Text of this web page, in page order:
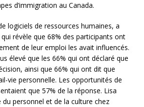
d’immigration au Canada.
logiciels de ressources humaines, a
révèle que 68% des participants ont
de leur emploi les avait influencés.
élevé que les 66% qui ont déclaré que
ainsi que 66% qui ont dit que
vie personnelle. Les opportunités de
que 57% de la réponse. Lisa
du personnel et de la culture chez